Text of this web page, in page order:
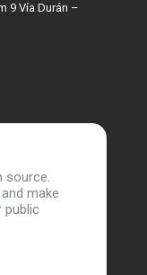
9 Vía Durán –
source.
make
public